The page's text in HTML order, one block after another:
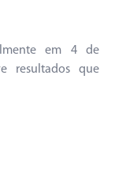
em 4 de
resultados que